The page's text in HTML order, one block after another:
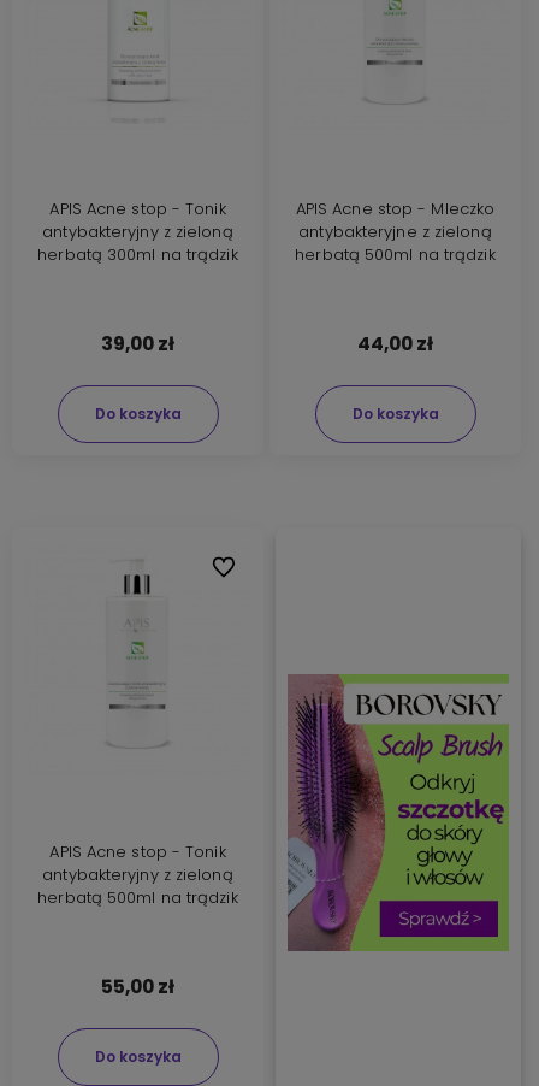
APIS Acne stop - Tonik
antybakteryjny z zieloną
herbatą 300ml na trądzik
39,00 zł
Do koszyka
APIS Acne stop - Mleczko
antybakteryjne z zieloną
herbatą 500ml na trądzik
44,00 zł
Do koszyka
APIS Acne stop - Tonik
antybakteryjny z zieloną
herbatą 500ml na trądzik
55,00 zł
Do koszyka
Do ulubionych